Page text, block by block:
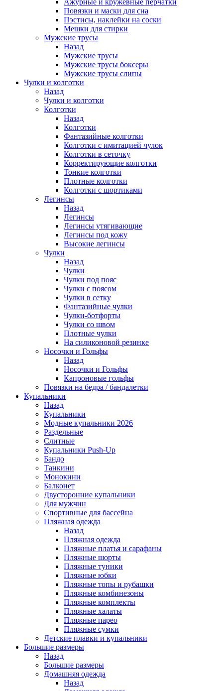
Ажурные и кружевные перчатки
Повязки и маски для сна
Пэстисы, наклейки на соски
Мешки для стирки
Мужские трусы
Назад
Мужские трусы
Мужские трусы боксеры
Мужские трусы слипы
Чулки и колготки
Назад
Чулки и колготки
Колготки
Назад
Колготки
Фантазийные колготки
Колготки с имитацией чулок
Колготки в сеточку
Корректирующие колготки
Тонкие колготки
Плотные колготки
Колготки с шортиками
Легинсы
Назад
Легинсы
Легинсы утягивающие
Легинсы под кожу
Высокие легинсы
Чулки
Назад
Чулки
Чулки под пояс
Чулки с поясом
Чулки в сетку
Фантазийные чулки
Чулки-ботфорты
Чулки со швом
Плотные чулки
На силиконовой резинке
Носочки и Гольфы
Назад
Носочки и Гольфы
Капроновые гольфы
Повязки на бедра / бандалетки
Купальники
Назад
Купальники
Модные купальники 2026
Раздельные
Слитные
Купальники Push-Up
Бандо
Танкини
Монокини
Балконет
Двусторонние купальники
Для мужчин
Спортивные для бассейна
Пляжная одежда
Назад
Пляжная одежда
Пляжные платья и сарафаны
Пляжные шорты
Пляжные туники
Пляжные юбки
Пляжные топы и рубашки
Пляжные комбинезоны
Пляжные комплекты
Пляжные халаты
Пляжные парео
Пляжные сумки
Детские плавки и купальники
Большие размеры
Назад
Большие размеры
Домашняя одежда
Назад